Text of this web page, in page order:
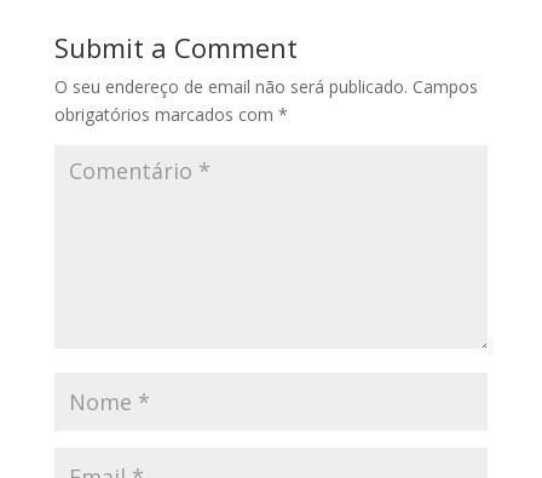
Submit a Comment
O seu endereço de email não será publicado. Campos
obrigatórios marcados com *